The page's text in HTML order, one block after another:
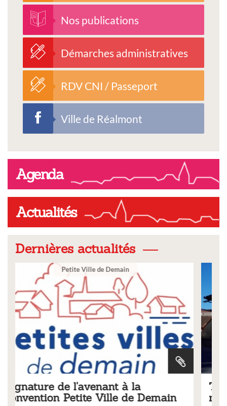
Nos publications
Démarches administratives
RDV CNI / Passeport
Ville de Réalmont
Agenda
Actualités
Dernières actualités
Tarifs 2026 des services
municipaux